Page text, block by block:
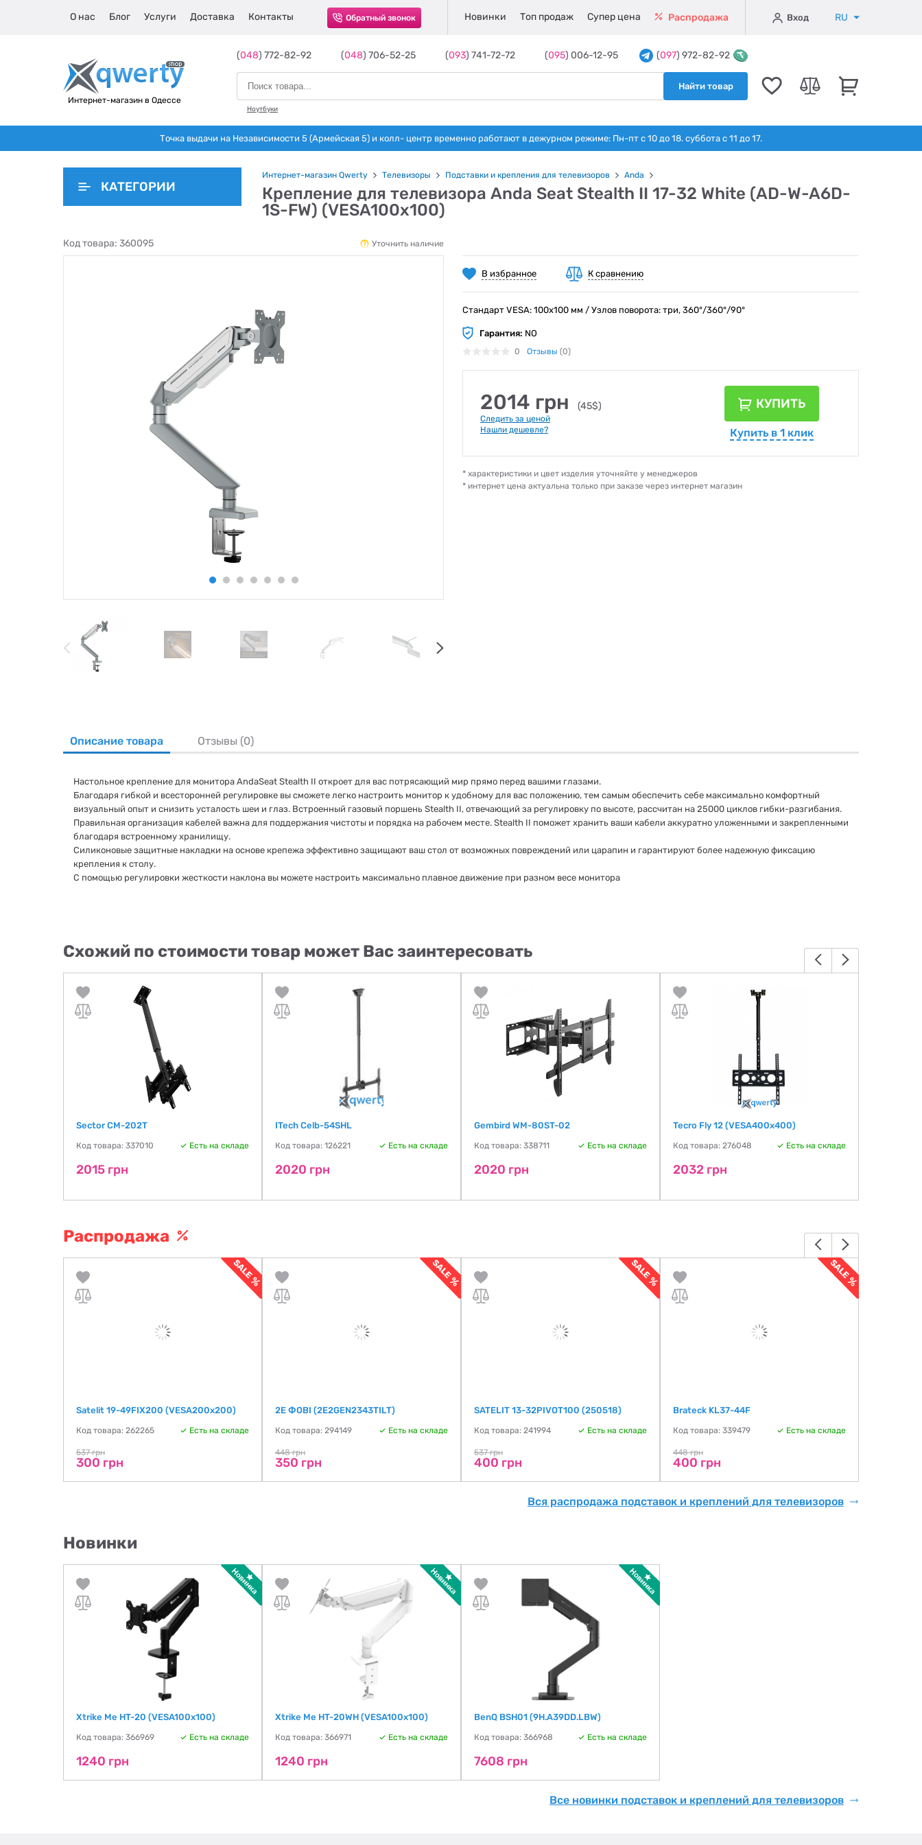
О нас Блог Услуги Доставка Контакты Обратный звонок Новинки Топ продаж Супер цена Распродажа Вход RU
Интернет-магазин в Одессе
(048) 772-82-92 (048) 706-52-25 (093) 741-72-72 (095) 006-12-95 (097) 972-82-92
Найти товар
Ноутбуки
Точка выдачи на Независимости 5 (Армейская 5) и колл- центр временно работают в дежурном режиме: Пн-пт с 10 до 18. суббота с 11 до 17.
КАТЕГОРИИ
Интернет-магазин Qwerty Телевизоры Подставки и крепления для телевизоров Anda
Крепление для телевизора Anda Seat Stealth II 17-32 White (AD-W-A6D-
1S-FW) (VESA100х100)
Код товара: 360095 Уточнить наличие
В избранное К сравнению
Стандарт VESA: 100х100 мм / Узлов поворота: три, 360°/360°/90°
Гарантия: NO
0 Отзывы (0)
2014 грн (45$)
Следить за ценой
Нашли дешевле?
КУПИТЬ
Купить в 1 клик
* характеристики и цвет изделия уточняйте у менеджеров
* интернет цена актуальна только при заказе через интернет магазин
Описание товара Отзывы (0)
Настольное крепление для монитора AndaSeat Stealth II откроет для вас потрясающий мир прямо перед вашими глазами.
Благодаря гибкой и всесторонней регулировке вы сможете легко настроить монитор к удобному для вас положению, тем самым обеспечить себе максимально комфортный
визуальный опыт и снизить усталость шеи и глаз. Встроенный газовый поршень Stealth II, отвечающий за регулировку по высоте, рассчитан на 25000 циклов гибки-разгибания.
Правильная организация кабелей важна для поддержания чистоты и порядка на рабочем месте. Stealth II поможет хранить ваши кабели аккуратно уложенными и закрепленными
благодаря встроенному хранилищу.
Силиконовые защитные накладки на основе крепежа эффективно защищают ваш стол от возможных повреждений или царапин и гарантируют более надежную фиксацию
крепления к столу.
С помощью регулировки жесткости наклона вы можете настроить максимально плавное движение при разном весе монитора
Схожий по стоимости товар может Вас заинтересовать
Sector СМ-202Т
Код товара: 337010 Есть на складе
2015 грн
ITech Celb-54SHL
Код товара: 126221 Есть на складе
2020 грн
Gembird WM-80ST-02
Код товара: 338711 Есть на складе
2020 грн
Tecro Fly 12 (VESA400х400)
Код товара: 276048 Есть на складе
2032 грн
Распродажа
Satelit 19-49FIX200 (VESA200х200)
Код товара: 262265 Есть на складе
537 грн
300 грн
2E ФОВІ (2E2GEN2343TILT)
Код товара: 294149 Есть на складе
448 грн
350 грн
SATELIT 13-32PIVOT100 (250518)
Код товара: 241994 Есть на складе
537 грн
400 грн
Brateck KL37-44F
Код товара: 339479 Есть на складе
448 грн
400 грн
Вся распродажа подставок и креплений для телевизоров
Новинки
Xtrike Me HT-20 (VESA100х100)
Код товара: 366969 Есть на складе
1240 грн
Xtrike Me HT-20WH (VESA100х100)
Код товара: 366971 Есть на складе
1240 грн
BenQ BSH01 (9H.A39DD.LBW)
Код товара: 366968 Есть на складе
7608 грн
Все новинки подставок и креплений для телевизоров